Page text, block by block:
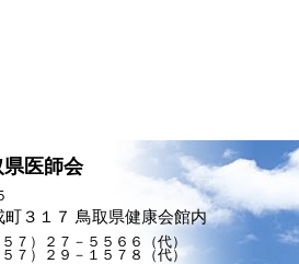
医師会
町３１７ 鳥取県健康会館内
７）２７－５５６６（代）
７）２９－１５７８（代）